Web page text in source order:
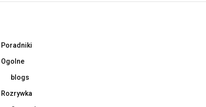
Poradniki
Ogolne
blogs
Rozrywka